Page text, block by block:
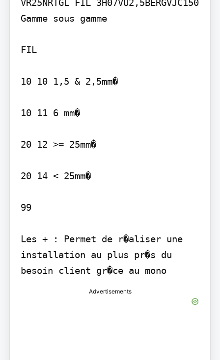
VR25NRTGL FIL 3H07VU2,5BERGVJC150
Gamme sous gamme
FIL
10 10 1,5 & 2,5mm�
10 11 6 mm�
20 12 >= 25mm�
20 14 < 25mm�
99
Les + : Permet de r�aliser une
installation au plus pr�s du
besoin client gr�ce au mono
Advertisements